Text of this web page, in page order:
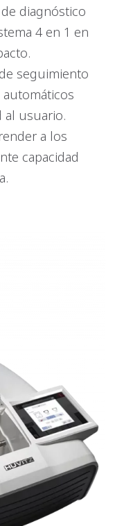
diagnóstico
4 en 1 en
seguimiento
al usuario.
a los
capacidad